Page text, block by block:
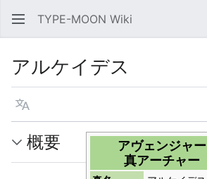
TYPE-MOON Wiki
アルケイデス
言語
アヴェンジャー
真アーチャー
概要